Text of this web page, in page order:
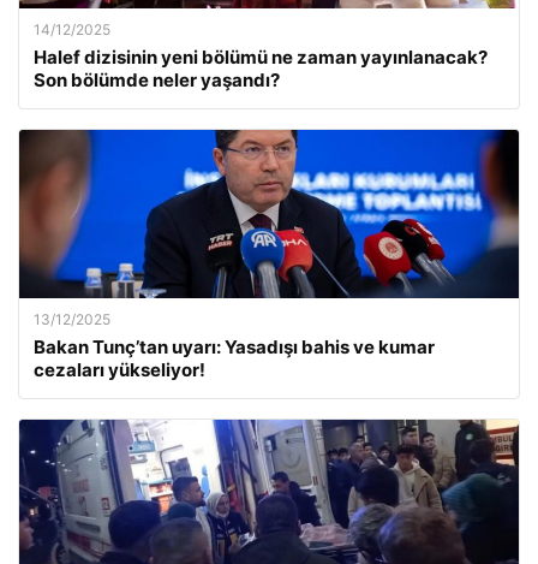
14/12/2025
Halef dizisinin yeni bölümü ne zaman yayınlanacak?
Son bölümde neler yaşandı?
13/12/2025
Bakan Tunç’tan uyarı: Yasadışı bahis ve kumar
cezaları yükseliyor!